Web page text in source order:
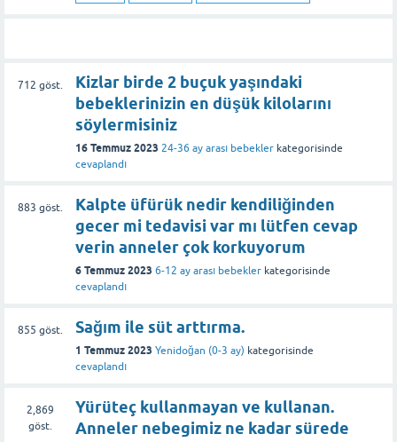
712 göst.
Kizlar birde 2 buçuk yaşındaki
bebeklerinizin en düşük kilolarını
söylermisiniz
16 Temmuz 2023 24-36 ay arası bebekler kategorisinde
cevaplandı
883 göst.
Kalpte üfürük nedir kendiliğinden
gecer mi tedavisi var mı lütfen cevap
verin anneler çok korkuyorum
6 Temmuz 2023 6-12 ay arası bebekler kategorisinde
cevaplandı
855 göst. Sağım ile süt arttırma.
1 Temmuz 2023 Yenidoğan (0-3 ay) kategorisinde
cevaplandı
2,869
göst.
Yürüteç kullanmayan ve kullanan.
Anneler nebegimiz ne kadar sürede